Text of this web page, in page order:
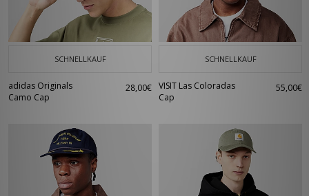
SCHNELLKAUF
adidas Originals
Camo Cap
28,00€
SCHNELLKAUF
VISIT Las Coloradas
Cap
55,00€